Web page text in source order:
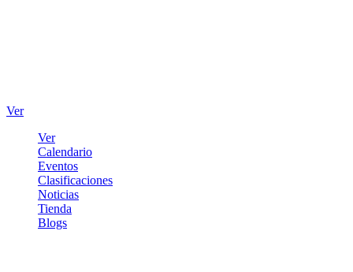
Ver
Ver
Calendario
Eventos
Clasificaciones
Noticias
Tienda
Blogs